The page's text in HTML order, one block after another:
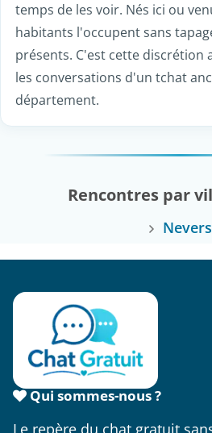
temps de les voir. Nés ici ou
habitants l'occupent sans
présents. C'est cette discrétion
les conversations d'un tchat
département.
Rencontres par
Nevers
Qui sommes-nous ?
Le repère du chat gratuit